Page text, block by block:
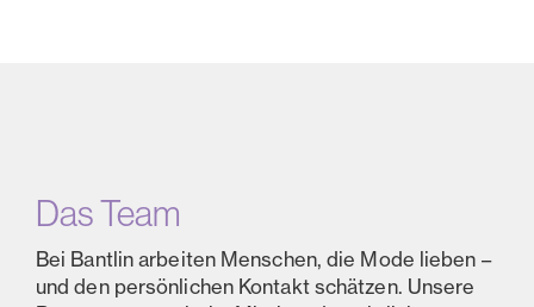
Das Team
Bei Bantlin arbeiten Menschen, die Mode lieben –
und den persönlichen Kontakt schätzen. Unsere